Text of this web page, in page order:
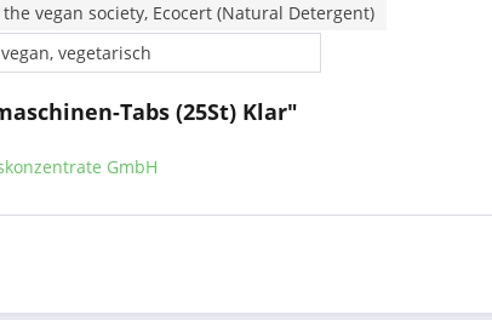
the vegan society, Ecocert (Natural Detergent)
vegan, vegetarisch
Tabs (25St) Klar"
GmbH